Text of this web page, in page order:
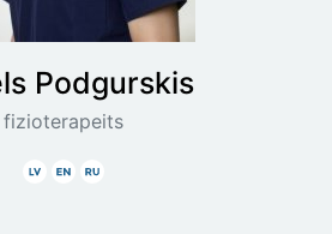
Podgurskis
fizioterapeits
Latviski
AngliskiKrieviski